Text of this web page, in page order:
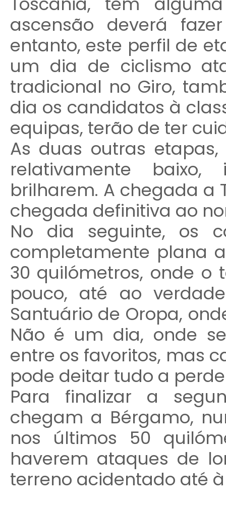
ascensão deverá
entanto, este perfil de
um dia de ciclismo
tradicional no Giro,
dia os candidatos à
equipas, terão de ter
As duas outras
relativamente
brilharem. A chegada a
chegada definitiva ao
No dia seguinte, os
completamente plana
30 quilómetros, onde
pouco, até ao
Santuário de Oropa,
Não é um dia, onde
entre os favoritos, mas
pode deitar tudo a
Para finalizar a
chegam a Bérgamo,
nos últimos 50
haverem ataques de
terreno acidentado até